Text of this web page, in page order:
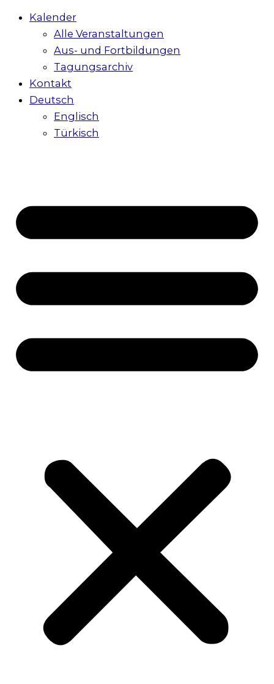
Kalender
Alle Veranstaltungen
Aus- und Fortbildungen
Tagungsarchiv
Kontakt
Deutsch
Englisch
Türkisch